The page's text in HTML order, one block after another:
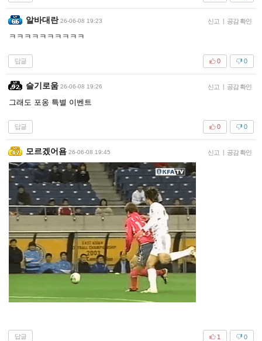
알바대란 26-06-08 19:23 신고 | 공감 확인
ㅋㅋㅋㅋㅋㅋㅋㅋㅋㅋ
답글 0
0
슬기로움 26-06-08 19:26 신고 | 공감 확인
그래도 포옹 특별 이벤트
답글 0
0
모르겠어욤 26-06-08 19:45 신고 | 공감 확인
답글 0
1